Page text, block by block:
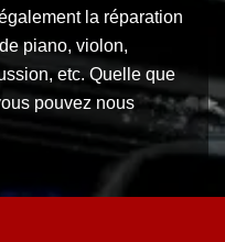
la réparation
piano, violon,
etc. Quelle que
pouvez nous